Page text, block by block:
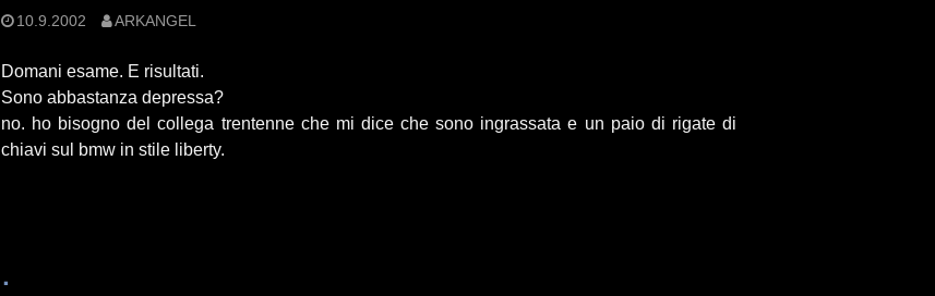
10.9.2002 ARKANGEL
Domani esame. E risultati.
Sono abbastanza depressa?
no. ho bisogno del collega trentenne che mi dice che sono ingrassata e un paio di rigate di
chiavi sul bmw in stile liberty.
.